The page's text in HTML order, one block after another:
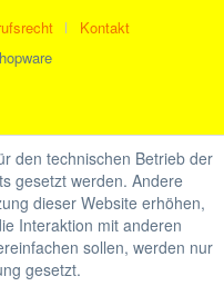
Kontakt
den technischen Betrieb der
gesetzt werden. Andere
dieser Website erhöhen,
Interaktion mit anderen
sollen, werden nur
gesetzt.